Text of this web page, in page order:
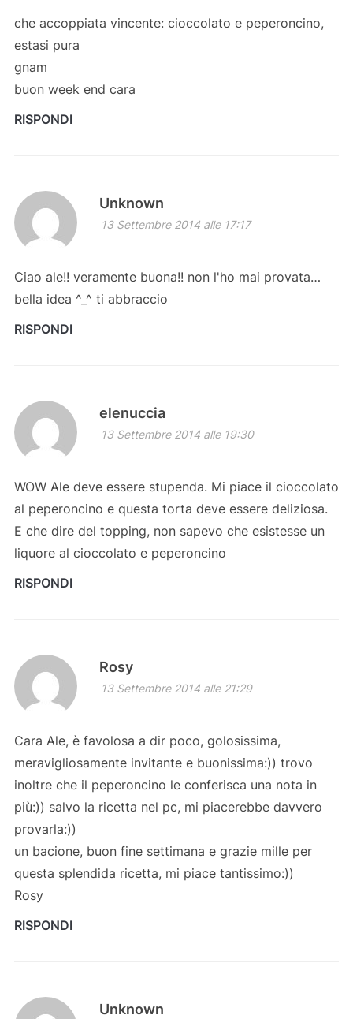
che accoppiata vincente: cioccolato e peperoncino,
estasi pura
gnam
buon week end cara
RISPONDI
Unknown
13 Settembre 2014 alle 17:17
Ciao ale!! veramente buona!! non l'ho mai provata…
bella idea ^_^ ti abbraccio
RISPONDI
elenuccia
13 Settembre 2014 alle 19:30
WOW Ale deve essere stupenda. Mi piace il cioccolato
al peperoncino e questa torta deve essere deliziosa.
E che dire del topping, non sapevo che esistesse un
liquore al cioccolato e peperoncino
RISPONDI
Rosy
13 Settembre 2014 alle 21:29
Cara Ale, è favolosa a dir poco, golosissima,
meravigliosamente invitante e buonissima:)) trovo
inoltre che il peperoncino le conferisca una nota in
più:)) salvo la ricetta nel pc, mi piacerebbe davvero
provarla:))
un bacione, buon fine settimana e grazie mille per
questa splendida ricetta, mi piace tantissimo:))
Rosy
RISPONDI
Unknown